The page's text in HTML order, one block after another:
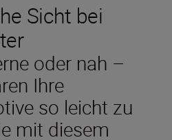
Sicht bei
oder nah –
Ihre
so leicht zu
mit diesem